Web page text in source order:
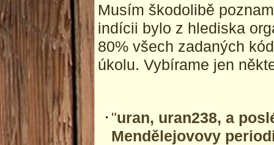
Musím škodolibě
indícii bylo z hlediska
80% všech zadaných
úkolu. Vybírame jen
"uran, uran238, a
Mendělejovovy